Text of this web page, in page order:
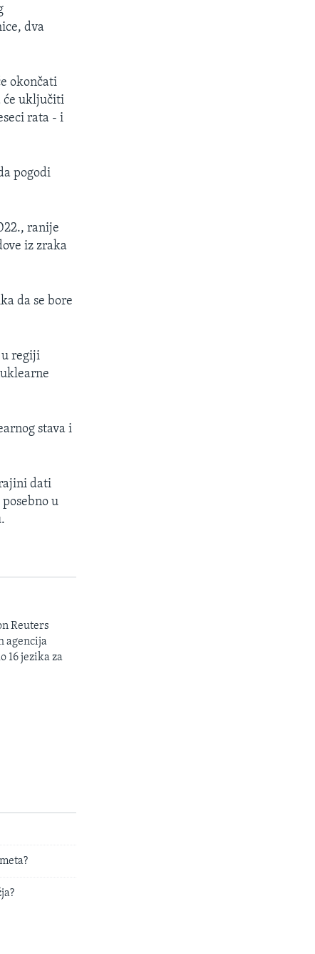
dva
okončati
će uključiti
rata - i
pogodi
ranije
iz zraka
da se bore
u regiji
stava i
dati
u
Reuters
agencija
16 jezika za